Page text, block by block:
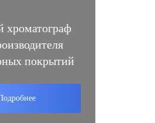
хроматограф
покрытий